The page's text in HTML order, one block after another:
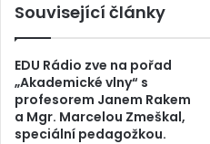
Související články
EDU Rádio zve na pořad
„Akademické vlny“ s
profesorem Janem Rakem
a Mgr. Marcelou Zmeškal,
speciální pedagožkou.